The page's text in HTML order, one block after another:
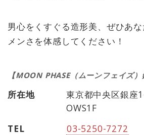
男心をくすぐる造形美、ぜひあ
メンさを体感してください！
所在地
東京都中央区銀座
OWS1F
TEL
03-5250-7272
【MOON PHASE（ムーンフェイズ）